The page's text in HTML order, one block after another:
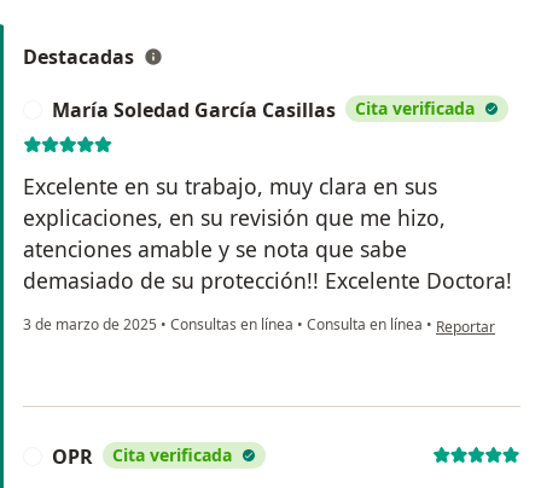
Destacadas
María Soledad García Casillas Cita verificada
Excelente en su trabajo, muy clara en sus
explicaciones, en su revisión que me hizo,
atenciones amable y se nota que sabe
demasiado de su protección!! Excelente Doctora!
3 de marzo de 2025 • Consultas en línea • Consulta en línea • en opinión del
Reportar
OPR Cita verificada